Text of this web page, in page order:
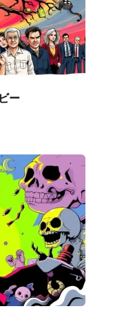
ー